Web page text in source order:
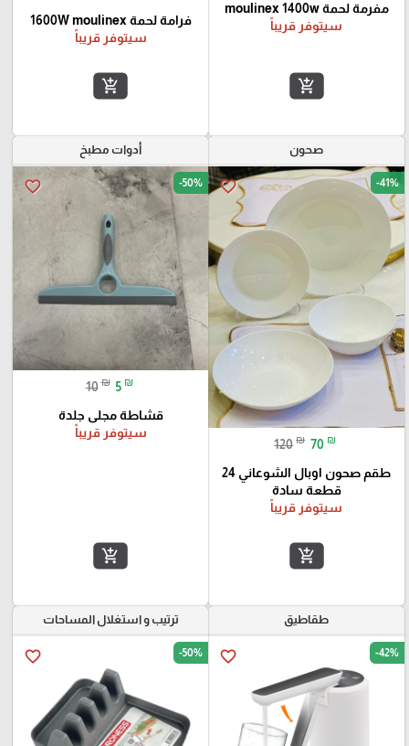
مفرمة لحمة moulinex 1400w
سيتوفر قريباً
add_shopping_cart
فرامة لحمة 1600W moulinex
سيتوفر قريباً
add_shopping_cart
صحون
favorite_border -41%
120 ₪ 70 ₪
طقم صحون اوبال الشوعاني 24
قطعة سادة
سيتوفر قريباً
add_shopping_cart
أدوات مطبخ
favorite_border -50%
10 ₪ 5 ₪
قشاطة مجلى جلدة
سيتوفر قريباً
add_shopping_cart
طقاطيق
favorite_border -42%
ترتيب و استغلال المساحات
favorite_border -50%